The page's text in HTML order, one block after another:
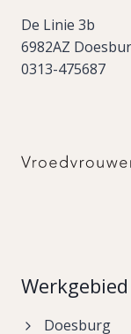
De Linie 3b
6982AZ
0313-475687
Werkgebied
Doesburg